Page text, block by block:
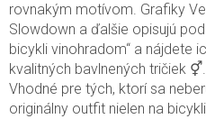
rovnakým motívom. Grafiky
Slowdown a ďalšie opisujú
bicykli vinohradom“ a nájdete
kvalitných bavlnených tričiek ⚥.
Vhodné pre tých, ktorí sa
originálny outfit nielen na